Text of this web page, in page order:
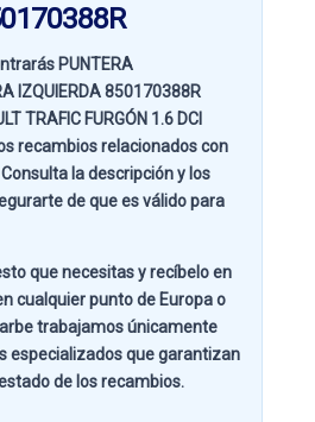
PUNTERA
IZQUIERDA 850170388R
TRAFIC FURGÓN 1.6 DCI
recambios relacionados con
Consulta la descripción y los
de que es válido para
que necesitas y recíbelo en
cualquier punto de Europa o
trabajamos únicamente
especializados que garantizan
de los recambios.